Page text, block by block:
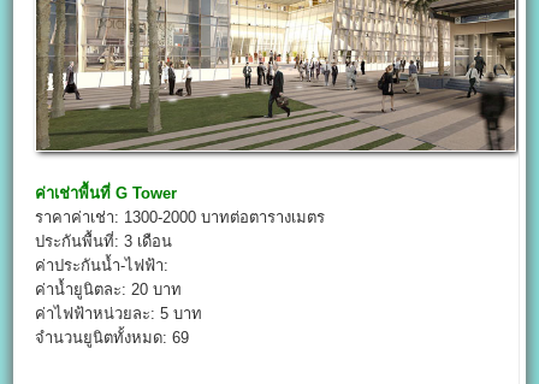
ค่าเช่าพื้นที่ G Tower
ราคาค่าเช่า: 1300-2000 บาทต่อตารางเมตร
ประกันพื้นที่: 3 เดือน
ค่าประกันน้ำ-ไฟฟ้า:
ค่าน้ำยูนิตละ: 20 บาท
ค่าไฟฟ้าหน่วยละ: 5 บาท
จำนวนยูนิตทั้งหมด: 69